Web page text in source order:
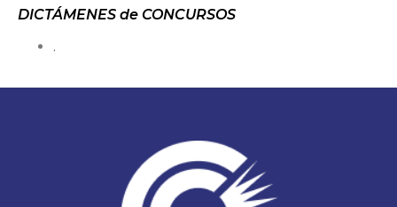
DICTÁMENES de CONCURSOS
.